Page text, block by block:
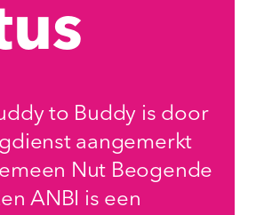
to Buddy is door
aangemerkt
Nut Beogende
ANBI is een